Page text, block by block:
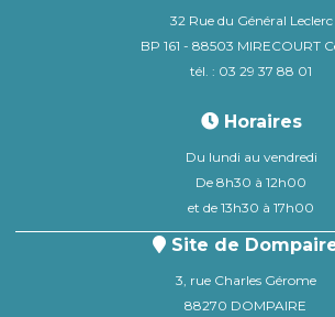
32 Rue du Général Leclerc
BP 161 - 88503 MIRECOURT
tél. : 03 29 37 88 01
Horaires
Du lundi au vendredi
De 8h30 à 12h00
et de 13h30 à 17h00
Site de
3, rue Charles Gérome
88270 DOMPAIRE